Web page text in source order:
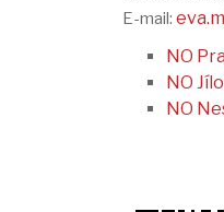
E-mail:
NO
NO
NO